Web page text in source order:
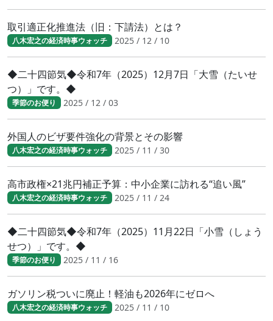
取引適正化推進法（旧：下請法）とは？
八木宏之の経済時事ウォッチ 2025 / 12 / 10
◆二十四節気◆令和7年（2025）12月7日「大雪（たいせ
つ）」です。◆
季節のお便り 2025 / 12 / 03
外国人のビザ要件強化の背景とその影響
八木宏之の経済時事ウォッチ 2025 / 11 / 30
高市政権×21兆円補正予算：中小企業に訪れる“追い風”
八木宏之の経済時事ウォッチ 2025 / 11 / 24
◆二十四節気◆令和7年（2025）11月22日「小雪（しょう
せつ）」です。◆
季節のお便り 2025 / 11 / 16
ガソリン税ついに廃止！軽油も2026年にゼロへ
八木宏之の経済時事ウォッチ 2025 / 11 / 10